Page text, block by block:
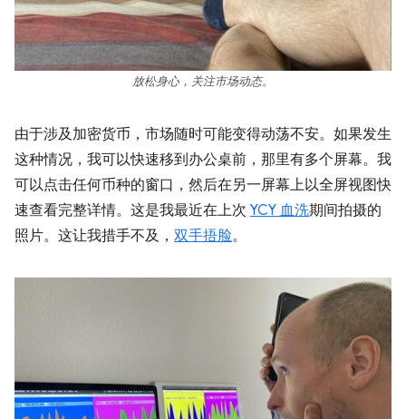
放松身心，关注市场动态。
由于涉及加密货币，市场随时可能变得动荡不安。如果发生
这种情况，我可以快速移到办公桌前，那里有多个屏幕。我
可以点击任何币种的窗口，然后在另一屏幕上以全屏视图快
速查看完整详情。这是我最近在上次 YCY 血洗期间拍摄的
照片。这让我措手不及， 双手捂脸。